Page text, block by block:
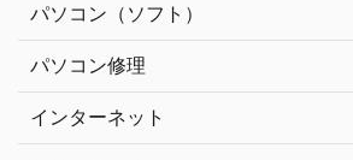
パソコン（ソフト）
パソコン修理
インターネット